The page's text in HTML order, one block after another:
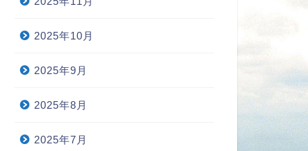
2025年10月
2025年9月
2025年8月
2025年7月